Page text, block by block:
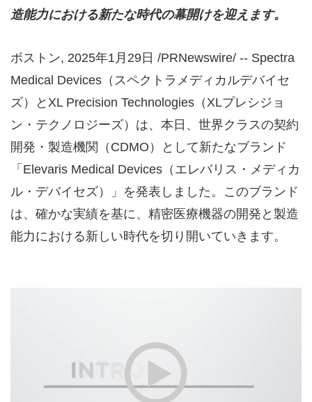
造能力における新たな時代の幕開けを迎えます。
ボストン, 2025年1月29日 /PRNewswire/ -- Spectra
Medical Devices（スペクトラメディカルデバイセ
ズ）とXL Precision Technologies（XLプレシジョ
ン・テクノロジーズ）は、本日、世界クラスの契約
開発・製造機関（CDMO）として新たなブランド
「Elevaris Medical Devices（エレバリス・メディカ
ル・デバイセズ）」を発表しました。このブランド
は、確かな実績を基に、精密医療機器の開発と製造
能力における新しい時代を切り開いていきます。